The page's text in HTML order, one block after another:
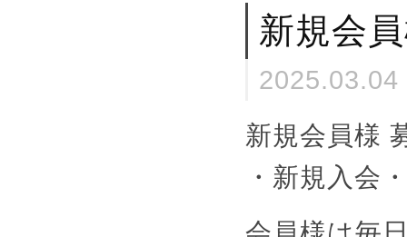
新規会
新規会員様
・新規入会